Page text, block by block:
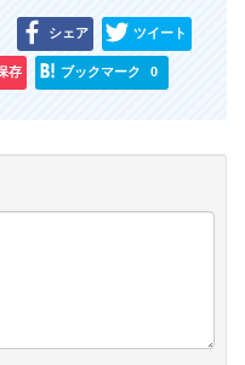
シェア ツイート
存 ブックマーク 0